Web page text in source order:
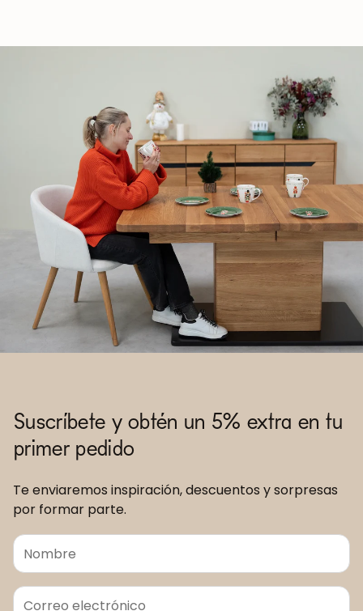
Suscríbete y obtén un 5% extra en tu
primer pedido
Te enviaremos inspiración, descuentos y sorpresas
por formar parte.